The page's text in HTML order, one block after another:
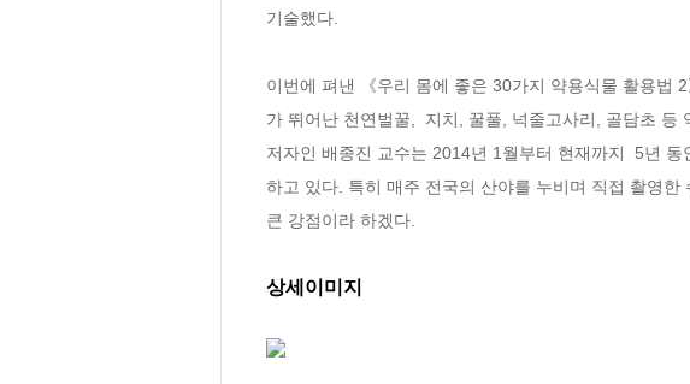
기술했다.
이번에 펴낸 《우리 몸에 좋은 30가지 약용식물 활용법
가 뛰어난 천연벌꿀,  지치, 꿀풀, 넉줄고사리, 골담초 등
저자인 배종진 교수는 2014년 1월부터 현재까지  5년
하고 있다. 특히 매주 전국의 산야를 누비며 직접 촬영
큰 강점이라 하겠다.
상세이미지